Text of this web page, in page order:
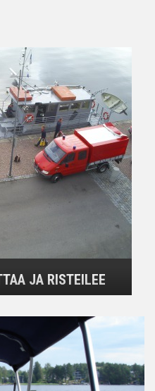
JA RISTEILEE